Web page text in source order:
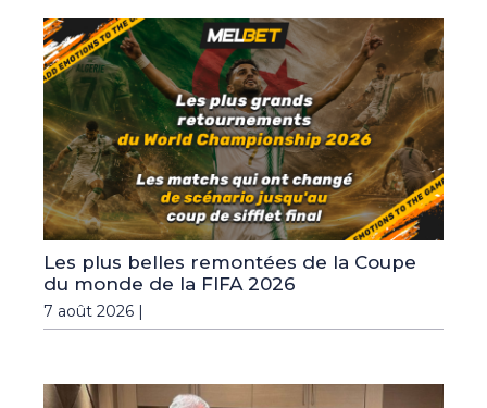
Les plus belles remontées de la Coupe
du monde de la FIFA 2026
7 août 2026 |